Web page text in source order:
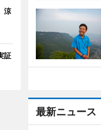
最新ニュース
涼
証